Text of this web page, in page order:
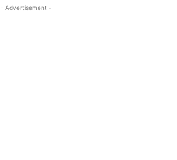
- Advertisement -